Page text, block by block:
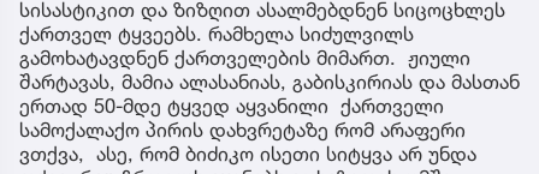
სისასტიკით და ზიზღით ასალმებდნენ სიცოცხლეს
ქართველ ტყვეებს. რამხელა სიძულვილს
გამოხატავდნენ ქართველების მიმართ. ჟიული
შარტავას, მამია ალასანიას, გაბისკირიას და მასთან
ერთად 50-მდე ტყვედ აყვანილი ქართველი
სამოქალაქო პირის დახვრეტაზე რომ არაფერი
ვთქვა, ასე, რომ ბიძიკო ისეთი სიტყვა არ უნდა